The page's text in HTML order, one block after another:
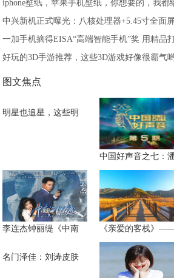
iphone壁纸，苹果手机壁纸，你想要的，我都
中兴新机正式曝光：八核处理器+5.45寸全面
一加手机摘得EISA“高端智能手机”奖 用精品
好玩的3D手游推荐，这些3D游戏好像很霸气
图文焦点
明星也追星，这些明
中国好声音之七：
李连杰钟丽缇《中南 《亲爱的客栈》
名门泽佳：刘涛皮肤